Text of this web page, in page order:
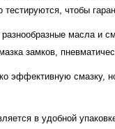
чтобы
разнообразные масла и
замков,
эффективную смазку,
в удобной